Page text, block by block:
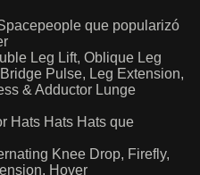
que popularizó
Leg Lift, Oblique Leg
Pulse, Leg Extension,
& Adductor Lunge
Hats Hats Hats que
Knee Drop, Firefly,
Hover